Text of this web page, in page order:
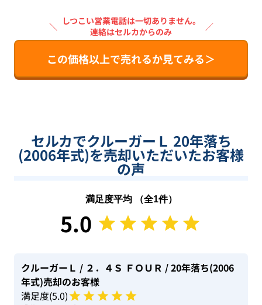
＼ しつこい営業電話は一切ありません。
連絡はセルカからのみ
／
この価格以上で売れるか見てみる＞
セルカでクルーガーＬ 20年落ち
(2006年式)を売却いただいたお客様
の声
満足度平均 （全1件）
5.0
クルーガーＬ / ２．４Ｓ ＦＯＵＲ / 20年落ち(2006
年式)売却のお客様
満足度(5.0)